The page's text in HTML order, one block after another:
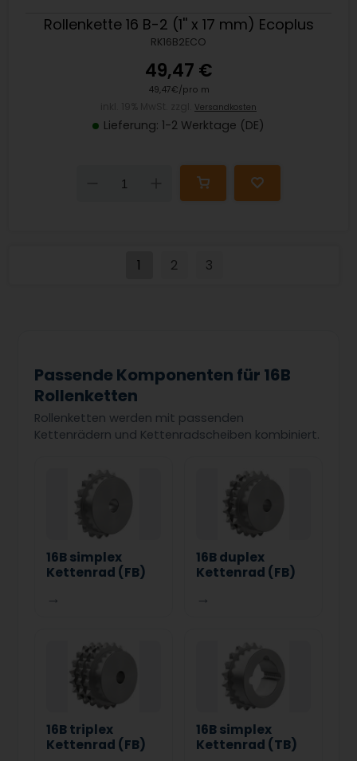
Rollenkette 16 B-2 (1'' x 17 mm) Ecoplus
RK16B2ECO
49,47 €
49,47€/pro m
Versandkosten
Lieferung: 1-2 Werktage (DE)
Down
1 2 3
Passende Komponenten für 16B
Rollenketten
Rollenketten werden mit passenden
Kettenrädern und Kettenradscheiben kombiniert.
16B simplex
Kettenrad (FB)
→
16B duplex
Kettenrad (FB)
→
16B triplex
Kettenrad (FB)
16B simplex
Kettenrad (TB)